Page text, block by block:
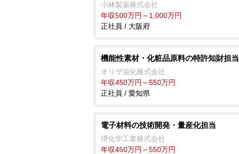
小林製薬株式会社
年収500万円～1,000万円
正社員 / 大阪府
機能性素材・化粧品原料の特許知財担当
オリザ油化株式会社
年収450万円～550万円
正社員 / 愛知県
電子材料の技術開発・量産化担当
堺化学工業株式会社
年収450万円～550万円